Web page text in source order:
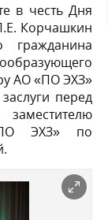
в честь Дня
Корчашкин
гражданина
АО «ПО ЭХЗ»
перед
ЭХЗ» по